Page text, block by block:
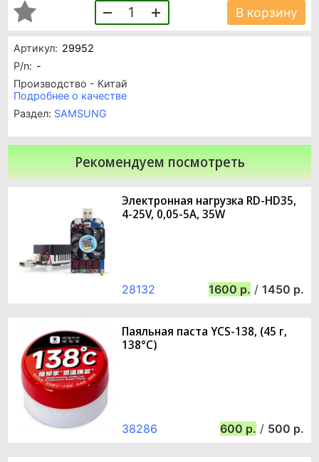
Артикул: 29952
P/n: -
Производство - Китай
Подробнее о качестве
Раздел: SAMSUNG
1 В корзину
Рекомендуем посмотреть
Электронная нагрузка RD-HD35,
4-25V, 0,05-5A, 35W
28132 1600 / 1450
Паяльная паста YCS-138, (45 г,
138°C)
38286 600 / 500